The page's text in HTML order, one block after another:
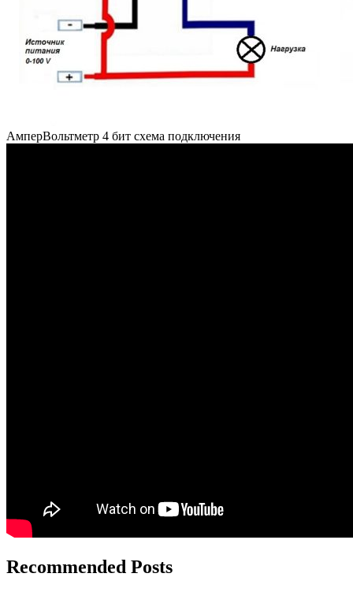
АмперВольтметр 4 бит схема подключения
Recommended Posts